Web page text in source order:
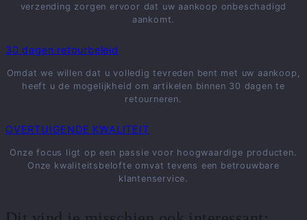
verzending zorgen ervoor dat uw aankoop onbeschadigd
aankomt.
30 dagen retourbeleid
Omdat we willen dat u volledig tevreden bent met uw aankoop,
heeft u de mogelijkheid om artikelen binnen 30 dagen te
retourneren.
OVERTUIGENDE KWALITEIT
Onze focus ligt op een passie voor hoogwaardige producten.
Onze kwaliteitsbelofte omvat tevens een betrouwbare
klantenservice.